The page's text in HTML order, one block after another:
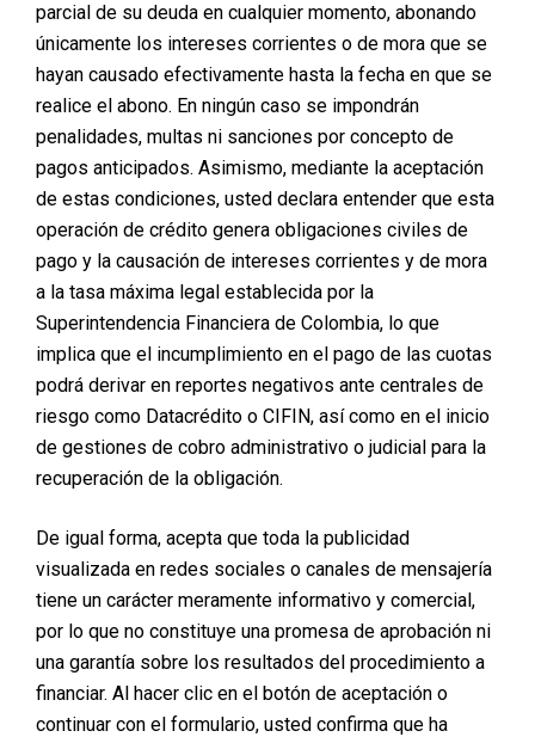
parcial de su deuda en cualquier momento, abonando
únicamente los intereses corrientes o de mora que se
hayan causado efectivamente hasta la fecha en que se
realice el abono. En ningún caso se impondrán
penalidades, multas ni sanciones por concepto de
pagos anticipados. Asimismo, mediante la aceptación
de estas condiciones, usted declara entender que esta
operación de crédito genera obligaciones civiles de
pago y la causación de intereses corrientes y de mora
a la tasa máxima legal establecida por la
Superintendencia Financiera de Colombia, lo que
implica que el incumplimiento en el pago de las cuotas
podrá derivar en reportes negativos ante centrales de
riesgo como Datacrédito o CIFIN, así como en el inicio
de gestiones de cobro administrativo o judicial para la
recuperación de la obligación.
De igual forma, acepta que toda la publicidad
visualizada en redes sociales o canales de mensajería
tiene un carácter meramente informativo y comercial,
por lo que no constituye una promesa de aprobación ni
una garantía sobre los resultados del procedimiento a
financiar. Al hacer clic en el botón de aceptación o
continuar con el formulario, usted confirma que ha